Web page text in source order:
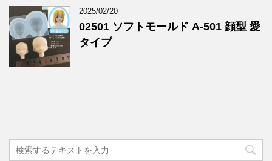
2025/02/20
02501 ソフトモールド A-501 顔型 愛
タイプ